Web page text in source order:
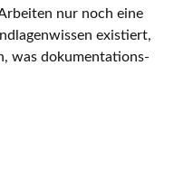
nur noch eine
existiert,
was dokumentations-